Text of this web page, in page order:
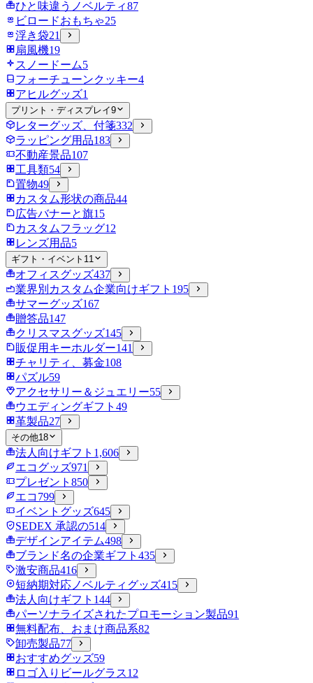
ひと味違うノベルティ87
ビロードおもちゃ25
浮き袋21
扇風機19
スノードーム5
フォーチューンクッキー4
アヒルグッズ1
プリント・ディスプレイ9
レターグッズ、付箋332
ラッピング用品183
不動産景品107
工具類54
置物49
カスタム形状の商品44
広告バナーと旗15
カスタムフラッグ12
レンズ用品5
ギフト・イベント 11
オフィスグッズ437
業界別カスタム企業向けギフト 195
サマーグッズ167
贈答品147
クリスマスグッズ145
販促用キーホルダー141
チャリティ、募金108
パズル59
アクセサリー＆ジュエリー55
ウエディングギフト 49
革製品27
その他18
法人向けギフト 1,606
エコグッズ971
プレゼント 850
エコ 799
イベントグッズ645
SEDEX 承認の514
デザインアイテム498
ブランド名の企業ギフト 435
激安商品416
短納期対応ノベルティグッズ415
法人向けギフト 144
パーソナライズされたプロモーション製品91
無料配布、おまけ商品系82
卸売製品77
おすすめグッズ59
ロゴ入りビールグラス12